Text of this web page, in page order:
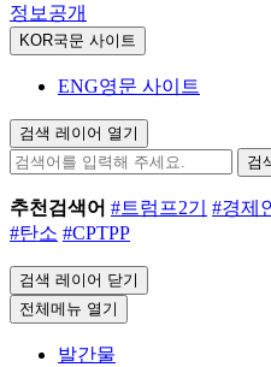
정보공개
KOR국문 사이트
ENG영문 사이트
검색 레이어 열기
검
추천검색어 #트럼프2기 #경제
#탄소 #CPTPP
검색 레이어 닫기
전체메뉴 열기
발간물